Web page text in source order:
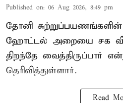
Published on: 06 Aug 2026, 8:49 pm
தோனி
ஹோட்டல் அறையை சக
திறந்தே வைத்திருப்பார்
தெரிவித்துள்ளார்.
Read